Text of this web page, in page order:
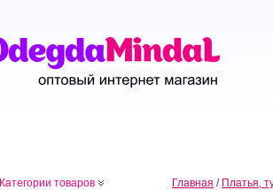
Категории товаров Главная / Платья,